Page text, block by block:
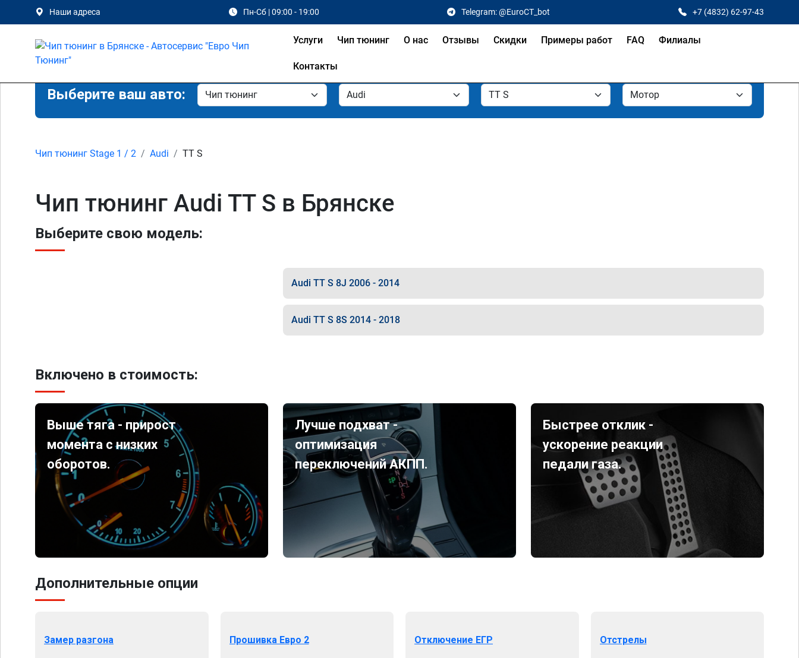
Наши адреса Пн-Сб | 09:00 - 19:00 Telegram: @EuroCT_bot +7 (4832) 62-97-43
Услуги Чип тюнинг О нас Отзывы Скидки Примеры работ FAQ Филиалы
Контакты
Выберите ваш авто:
Чип тюнинг Stage 1 / 2 Audi TT S
Чип тюнинг Audi TT S в Брянске
Выберите свою модель:
Audi TT S 8J 2006 - 2014
Audi TT S 8S 2014 - 2018
Включено в стоимость:
Выше тяга - прирост
момента с низких
оборотов.
Лучше подхват -
оптимизация
переключений АКПП.
Быстрее отклик -
ускорение реакции
педали газа.
Дополнительные опции
Замер разгона Прошивка Евро 2 Отключение ЕГР Отстрелы